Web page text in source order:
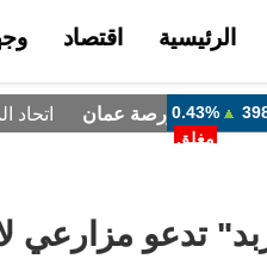
الرئيسية اقتصاد
تدعو مزارعي